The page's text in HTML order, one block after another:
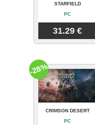
STARFIELD
PC
31.29 €
CRIMSON DESERT
PC
-28%